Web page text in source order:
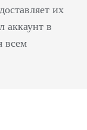
их
аккаунт в
всем